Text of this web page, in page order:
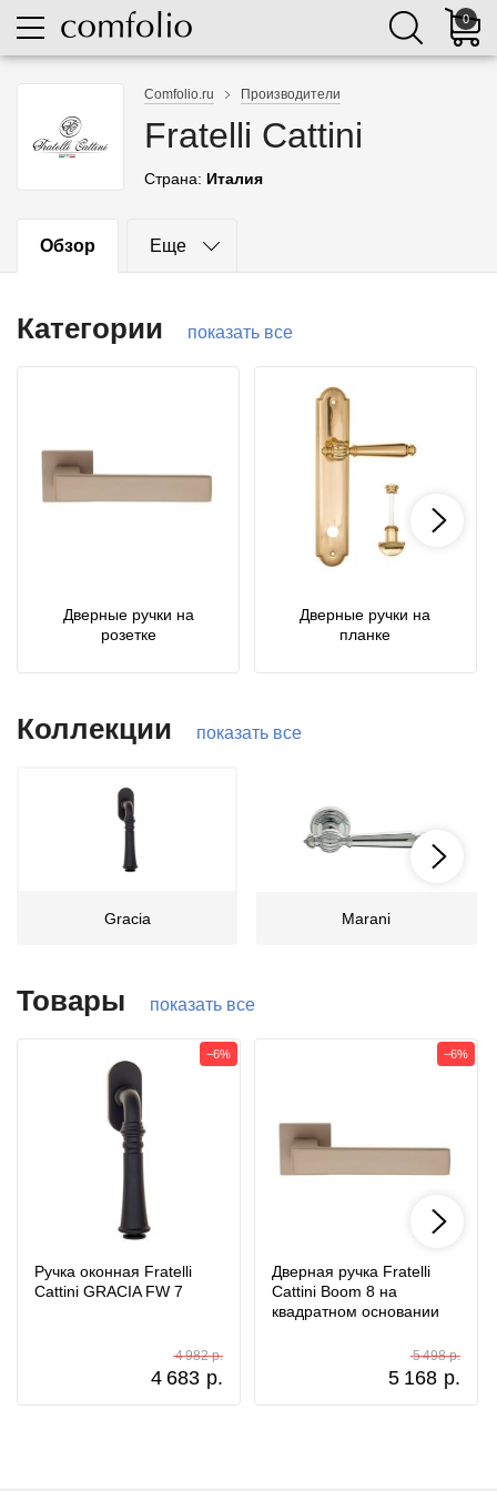
0
Comfolio.ru Производители
Fratelli Cattini
Страна: Италия
Обзор Еще
Категории показать все
Дверные ручки на
розетке
Дверные ручки на
планке
Коллекции показать все
Gracia Marani
Товары показать все
Ручка оконная Fratelli
Cattini GRACIA FW 7
4 683 р.
4 982 р.
−6%
Дверная ручка Fratelli
Cattini Boom 8 на
квадратном основании
5 168 р.
5 498 р.
−6%